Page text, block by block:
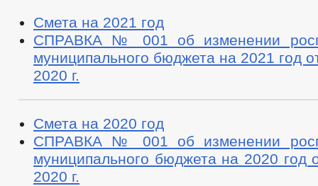
Смета на 2021 год
СПРАВКА № 001 об изменении
муниципального бюджета на 2021 год
2020 г.
Смета на 2020 год
СПРАВКА № 001 об изменении
муниципального бюджета на 2020 год
2020 г.